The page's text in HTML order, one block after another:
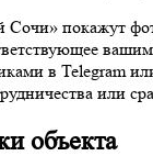
покажут
в Telegram
или
объекта